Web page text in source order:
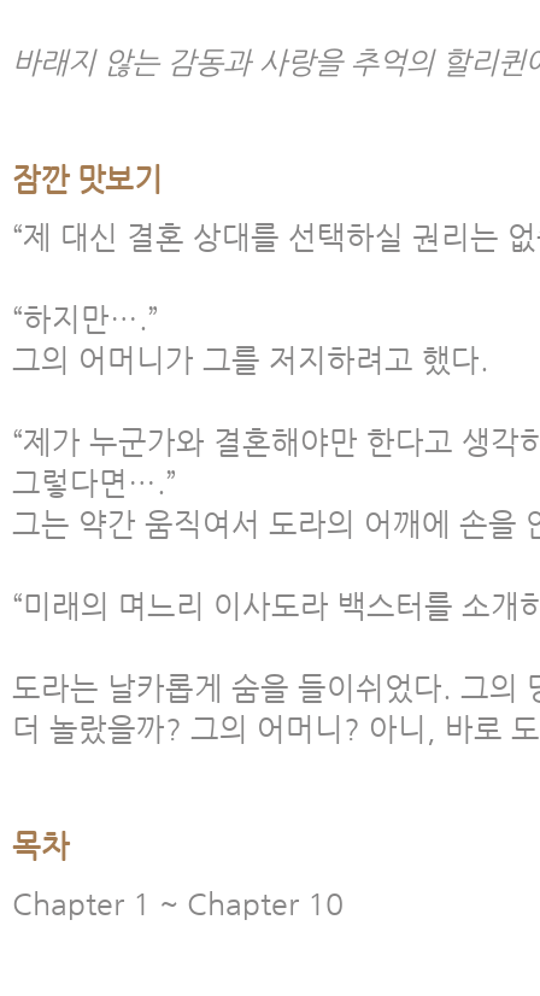
바래지 않는 감동과 사랑을 추억의 할리
잠깐 맛보기
“제 대신 결혼 상대를 선택하실 권리는
“하지만….”
그의 어머니가 그를 저지하려고 했다.
“제가 누군가와 결혼해야만 한다고 생각
그렇다면….”
그는 약간 움직여서 도라의 어깨에 손을
“미래의 며느리 이사도라 백스터를 소개
도라는 날카롭게 숨을 들이쉬었다. 그의
더 놀랐을까? 그의 어머니? 아니, 바로
목차
Chapter 1 ~ Chapter 10